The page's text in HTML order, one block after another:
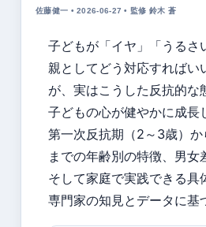
佐藤健一 • 2026-06-27 • 監修 鈴木 蒼
子どもが「イヤ」「うるさ
親としてどう対応すればい
が、実はこうした反抗的な
子どもの心が健やかに成長
第一次反抗期（2～3歳）
までの年齢別の特徴、男女
そして家庭で実践できる具
専門家の知見とデータに基